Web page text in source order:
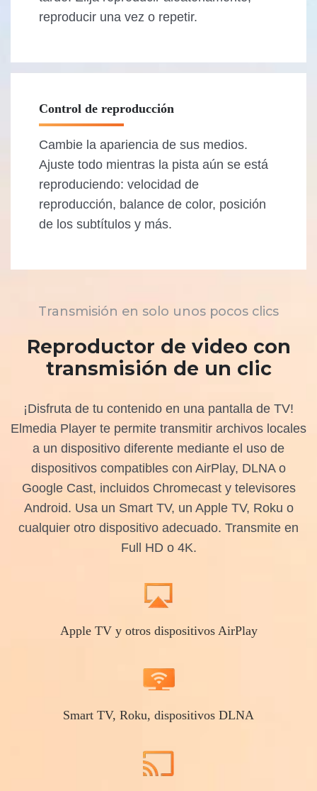
reproducir una vez o repetir.
Control de reproducción
Cambie la apariencia de sus medios.
Ajuste todo mientras la pista aún se está
reproduciendo: velocidad de
reproducción, balance de color, posición
de los subtítulos y más.
Transmisión en solo unos pocos clics
Reproductor de video con
transmisión de un clic
¡Disfruta de tu contenido en una pantalla de TV!
Elmedia Player te permite transmitir archivos locales
a un dispositivo diferente mediante el uso de
dispositivos compatibles con AirPlay, DLNA o
Google Cast, incluidos Chromecast y televisores
Android. Usa un Smart TV, un Apple TV, Roku o
cualquier otro dispositivo adecuado. Transmite en
Full HD o 4K.
Apple TV y otros dispositivos AirPlay
Smart TV, Roku, dispositivos DLNA